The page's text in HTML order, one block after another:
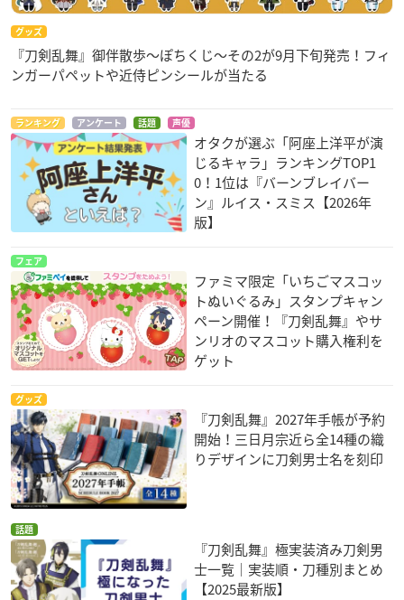
グッズ
『刀剣乱舞』御伴散歩～ぽちくじ～その2が9月下旬発売！フィ
ンガーパペットや近侍ピンシールが当たる
ランキング アンケート 話題 声優
オタクが選ぶ「阿座上洋平が演
じるキャラ」ランキングTOP1
0！1位は『バーンブレイバー
ン』ルイス・スミス【2026年
版】
フェア
ファミマ限定「いちごマスコッ
トぬいぐるみ」スタンプキャン
ペーン開催！『刀剣乱舞』やサ
ンリオのマスコット購入権利を
ゲット
グッズ
『刀剣乱舞』2027年手帳が予約
開始！三日月宗近ら全14種の織
りデザインに刀剣男士名を刻印
話題
『刀剣乱舞』極実装済み刀剣男
士一覧｜実装順・刀種別まとめ
【2025最新版】